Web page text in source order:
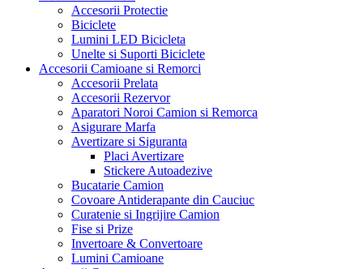
Accesorii Protectie
Biciclete
Lumini LED Bicicleta
Unelte si Suporti Biciclete
Accesorii Camioane si Remorci
Accesorii Prelata
Accesorii Rezervor
Aparatori Noroi Camion si Remorca
Asigurare Marfa
Avertizare si Siguranta
Placi Avertizare
Stickere Autoadezive
Bucatarie Camion
Covoare Antiderapante din Cauciuc
Curatenie si Ingrijire Camion
Fise si Prize
Invertoare & Convertoare
Lumini Camioane